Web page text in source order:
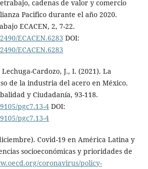
cadenas de valor y comercio
Pacifico durante el año 2020.
ECACEN, 2, 7-22.
ECACEN.6283 DOI:
ECACEN.6283
Cardozo, J., I. (2021). La
de la industria del acero en México.
y Ciudadanía, 93-118.
pgc7.13-4DOI:
pgc7.13-4
Covid-19 en América Latina y
socioeconómicas y prioridades de
coronavirus/policy-